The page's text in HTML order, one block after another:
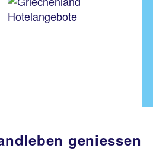
geniessen